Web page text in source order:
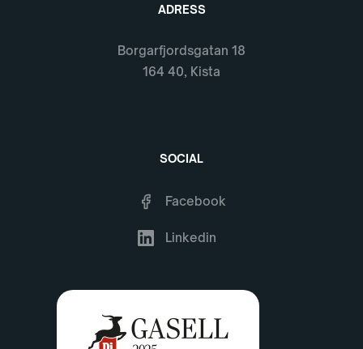
ADRESS
Borgarfjordsgatan 18
164 40, Kista
SOCIAL
Facebook
Linkedin